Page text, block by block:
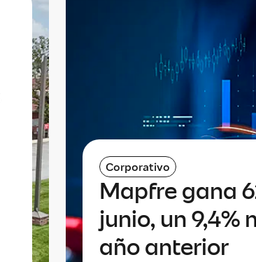
Corporativo
Mapfre gana
junio, un 9,4%
año anterior